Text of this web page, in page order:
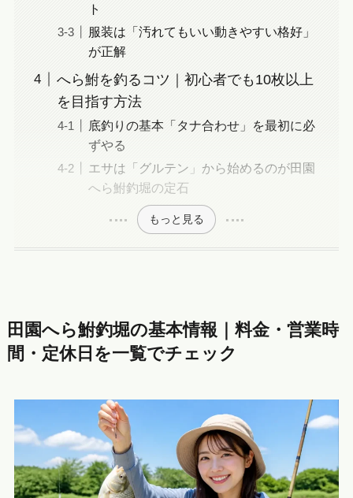
ト
服装は「汚れてもいい動きやすい格好」
が正解
へら鮒を釣るコツ｜初心者でも10枚以上
を目指す方法
底釣りの基本「タナ合わせ」を最初に必
ずやる
エサは「グルテン」から始めるのが田園
へら鮒釣堀の定石
もっと見る
田園へら鮒釣堀の基本情報｜料金・営業時
間・定休日を一覧でチェック